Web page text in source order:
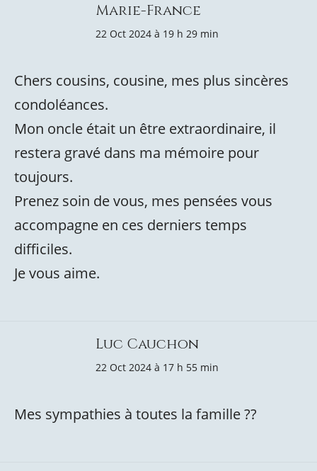
Marie-France
22 Oct 2024 à 19 h 29 min
Chers cousins, cousine, mes plus sincères
condoléances.
Mon oncle était un être extraordinaire, il
restera gravé dans ma mémoire pour
toujours.
Prenez soin de vous, mes pensées vous
accompagne en ces derniers temps
difficiles.
Je vous aime.
Luc Cauchon
22 Oct 2024 à 17 h 55 min
Mes sympathies à toutes la famille ??